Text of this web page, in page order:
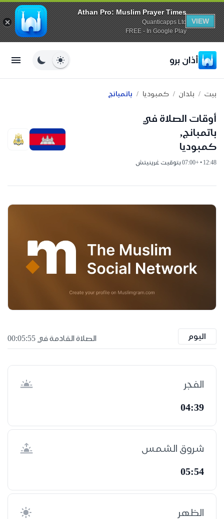
Athan Pro: Muslim Prayer Times
Quanticapps Ltd
FREE - In Google Play
VIEW
أذان برو
بيت / بلدان / كمبوديا / باتمبانج
أوقات الصلاة في
باتمبانج,
كمبوديا
12:48 • +07:00 بتوقيت غرينيتش
اليوم الصلاة القادمة في 00:05:55
الفجر
04:39
شروق الشمس
05:54
الظهر